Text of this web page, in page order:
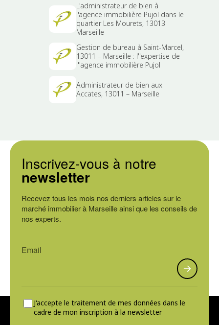
L'administrateur de bien à
l'agence immobilière Pujol dans le
quartier Les Mourets, 13013
Marseille
Gestion de bureau à Saint-Marcel,
13011 – Marseille : l''expertise de
l''agence immobilière Pujol
Administrateur de bien aux
Accates, 13011 – Marseille
Inscrivez-vous à notre
newsletter
Recevez tous les mois nos derniers articles sur le
marché immobilier à Marseille ainsi que les conseils de
nos experts.
J'accepte le traitement de mes données dans le
cadre de mon inscription à la newsletter